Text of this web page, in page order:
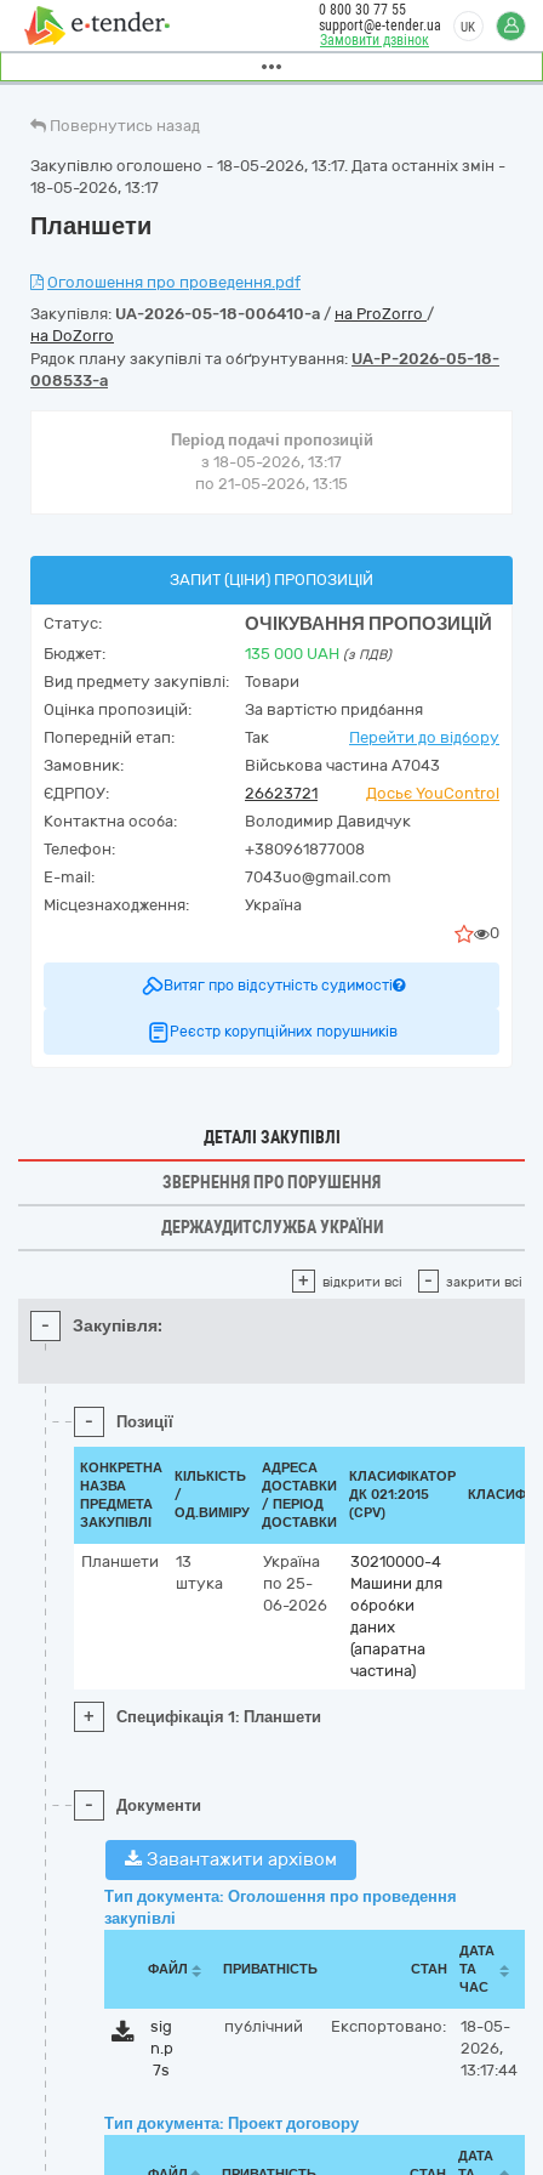
Замовити дзвінок
0 800 30 77 55
support@e-tender.ua
UK
Повернутись назад
Закупівлю оголошено - 18-05-2026, 13:17. Дата останніх змін -
18-05-2026, 13:17
Планшети
Оголошення про проведення.pdf
Закупівля: UA-2026-05-18-006410-a / на ProZorro /
на DoZorro
Рядок плану закупівлі та обґрунтування: UA-P-2026-05-18-
008533-a
Період подачі пропозицій
з 18-05-2026, 13:17
по 21-05-2026, 13:15
ЗАПИТ (ЦІНИ) ПРОПОЗИЦІЙ
Статус: ОЧІКУВАННЯ ПРОПОЗИЦІЙ
Бюджет: 135 000 UAH (з ПДВ)
Вид предмету закупівлі:
Товари
Оцінка пропозицій:
За вартістю придбання
Попередній етап:
Так
Перейти до відбору
Замовник:
Військова частина А7043
ЄДРПОУ:
26623721
Досьє YouControl
Контактна особа:
Володимир Давидчук
Телефон:
+380961877008
E-mail:
7043uo@gmail.com
Місцезнаходження:
Україна
0
Витяг про відсутність судимості
Реєстр корупційних порушників
ДЕТАЛІ ЗАКУПІВЛІ
ЗВЕРНЕННЯ ПРО ПОРУШЕННЯ
ДЕРЖАУДИТСЛУЖБА УКРАЇНИ
+ відкрити всі - закрити всі
- Закупівля:
- Позиції
КОНКРЕТНА
НАЗВА
ПРЕДМЕТА
ЗАКУПІВЛІ
КІЛЬКІСТЬ
/
ОД.ВИМІРУ
АДРЕСА
ДОСТАВКИ
/ ПЕРІОД
ДОСТАВКИ
КЛАСИФІКАТОР
ДК 021:2015
(CPV)
Планшети
13
штука
Україна
по 25-
06-2026
30210000-4
Машини для
обробки
даних
(апаратна
частина)
+ Специфікація 1: Планшети
- Документи
Завантажити архівом
Тип документа: Оголошення про проведення
закупівлі
ФАЙЛ ПРИВАТНІСТЬ СТАН
ДАТА
ТА
ЧАС
sig
n.p
7s
публічний Експортовано:
18-05-
2026,
13:17:44
Тип документа: Проект договору
ДАТА